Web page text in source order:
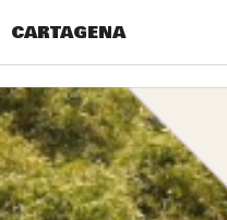
CARTAGENA